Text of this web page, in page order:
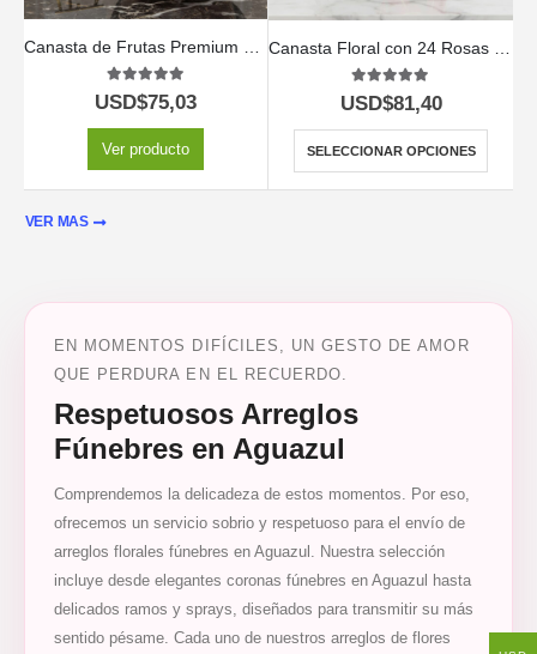
5.00 out of 5
USD$75,03
Ver producto
5.00 out of 5
USD$81,40
SELECCIONAR OPCIONES
VER MAS
EN MOMENTOS DIFÍCILES, UN GESTO DE AMOR
QUE PERDURA EN EL RECUERDO.
Respetuosos Arreglos
Fúnebres en Aguazul
Comprendemos la delicadeza de estos momentos. Por eso,
ofrecemos un servicio sobrio y respetuoso para el envío de
arreglos florales fúnebres en Aguazul. Nuestra selección
incluye desde elegantes coronas fúnebres en Aguazul hasta
delicados ramos y sprays, diseñados para transmitir su más
sentido pésame. Cada uno de nuestros arreglos de flores